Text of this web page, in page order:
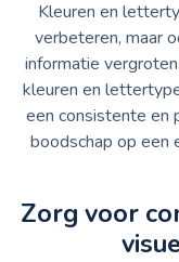
Kleuren en
verbeteren, maar
informatie
kleuren en
een consistente en
boodschap op een
Zorg voor